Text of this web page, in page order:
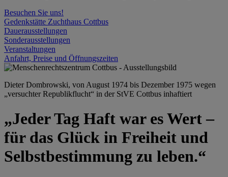
Besuchen Sie uns!
Gedenkstätte Zuchthaus Cottbus
Dauerausstellungen
Sonderausstellungen
Veranstaltungen
Anfahrt, Preise und Öffnungszeiten
Dieter Dombrowski, von August 1974 bis Dezember 1975 wegen
„versuchter Republikflucht“ in der StVE Cottbus inhaftiert
„Jeder Tag Haft war es Wert –
für das Glück in Freiheit und
Selbstbestimmung zu leben.“